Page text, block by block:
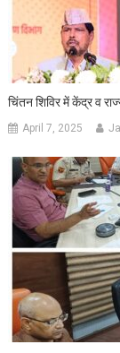
चिंतन शिविर में केंद्र व
April 7, 2025